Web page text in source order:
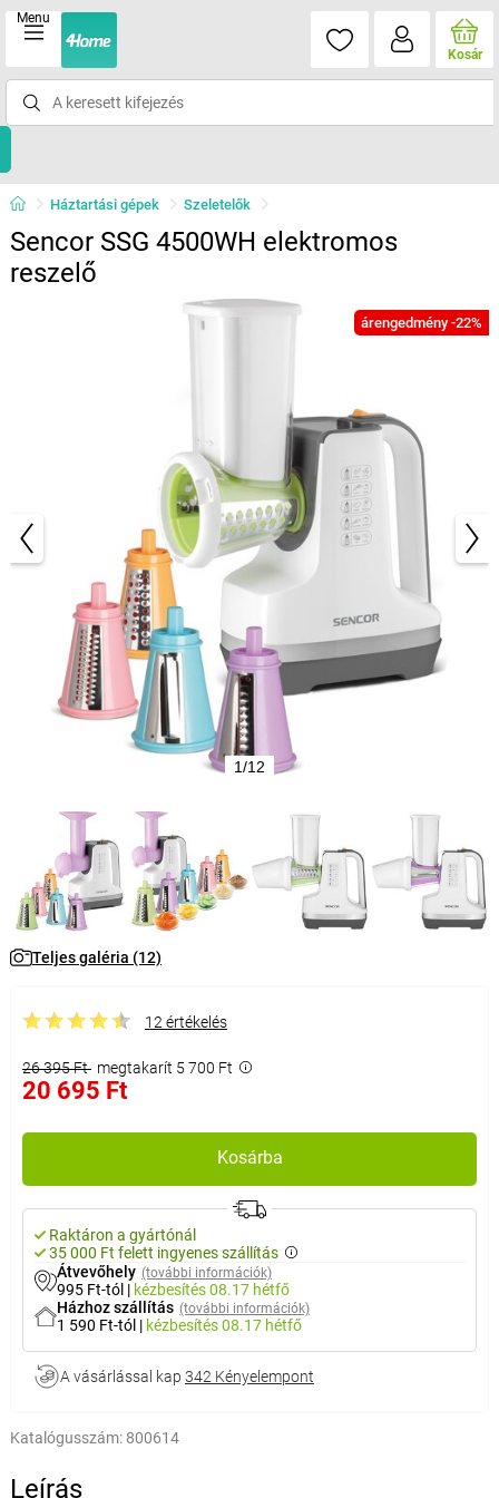
Menu
Kosár
Háztartási gépek Szeletelők
Sencor SSG 4500WH elektromos
reszelő
árengedmény -22%
1/12
Teljes galéria (12)
12 értékelés
26 395 Ft megtakarít 5 700 Ft
20 695 Ft
Kosárba
Raktáron a gyártónál
35 000 Ft felett ingyenes szállítás
Átvevőhely (további információk)
995 Ft-tól | kézbesítés08.17 hétfő
Házhoz szállítás (további információk)
1 590 Ft-tól | kézbesítés08.17 hétfő
A vásárlással kap 342 Kényelempont
Katalógusszám: 800614
Leírás